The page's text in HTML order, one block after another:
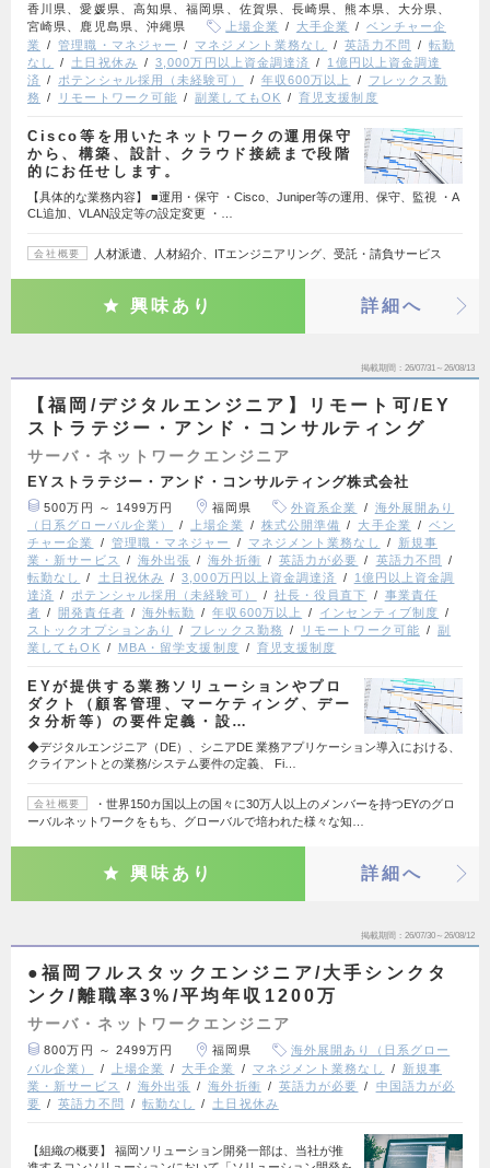
香川県、愛媛県、高知県、福岡県、佐賀県、長崎県、熊本県、大分県、
宮崎県、鹿児島県、沖縄県
上場企業 大手企業
ベンチャー企
業
管理職・マネジャー マネジメント業務なし 英語力不問
転勤
なし
土日祝休み 3,000万円以上資金調達済
1億円以上資金調達
済
ポテンシャル採用（未経験可） 年収600万以上
フレックス勤
務
リモートワーク可能 副業してもOK 育児支援制度
Cisco等を用いたネットワークの運用保守
から、構築、設計、クラウド接続まで段階
的にお任せします。
【具体的な業務内容】 ■運用・保守 ・Cisco、Juniper等の運用、保守、監視 ・A
CL追加、VLAN設定等の設定変更 ・…
会社概要 人材派遣、人材紹介、ITエンジニアリング、受託・請負サービス
興味あり 詳細へ
掲載期間 26/07/31～26/08/13
【福岡/デジタルエンジニア】リモート可/EY
ストラテジー・アンド・コンサルティング
サーバ・ネットワークエンジニア
EYストラテジー・アンド・コンサルティング株式会社
500万円 ～ 1499万円 福岡県 外資系企業
海外展開あり
（日系グローバル企業）
上場企業 株式公開準備 大手企業
ベン
チャー企業
管理職・マネジャー マネジメント業務なし
新規事
業・新サービス
海外出張 海外折衝 英語力が必要
英語力不問
転勤なし
土日祝休み 3,000万円以上資金調達済
1億円以上資金調
達済
ポテンシャル採用（未経験可） 社長・役員直下
事業責任
者
開発責任者 海外転勤 年収600万以上
インセンティブ制度
ストックオプションあり
フレックス勤務 リモートワーク可能
副
業してもOK
MBA・留学支援制度 育児支援制度
EYが提供する業務ソリューションやプロ
ダクト（顧客管理、マーケティング、デー
タ分析等）の要件定義・設…
◆デジタルエンジニア（DE）、シニアDE 業務アプリケーション導入における、
クライアントとの業務/システム要件の定義、 Fi…
会社概要
・世界150カ国以上の国々に30万人以上のメンバーを持つEYのグロ
ーバルネットワークをもち、グローバルで培われた様々な知…
興味あり 詳細へ
掲載期間 26/07/30～26/08/12
●福岡フルスタックエンジニア/大手シンクタ
ンク/離職率3%/平均年収1200万
サーバ・ネットワークエンジニア
800万円 ～ 2499万円 福岡県
海外展開あり（日系グロー
バル企業）
上場企業 大手企業 マネジメント業務なし
新規事
業・新サービス
海外出張 海外折衝 英語力が必要
中国語力が必
要
英語力不問 転勤なし 土日祝休み
【組織の概要】 福岡ソリューション開発一部は、当社が推